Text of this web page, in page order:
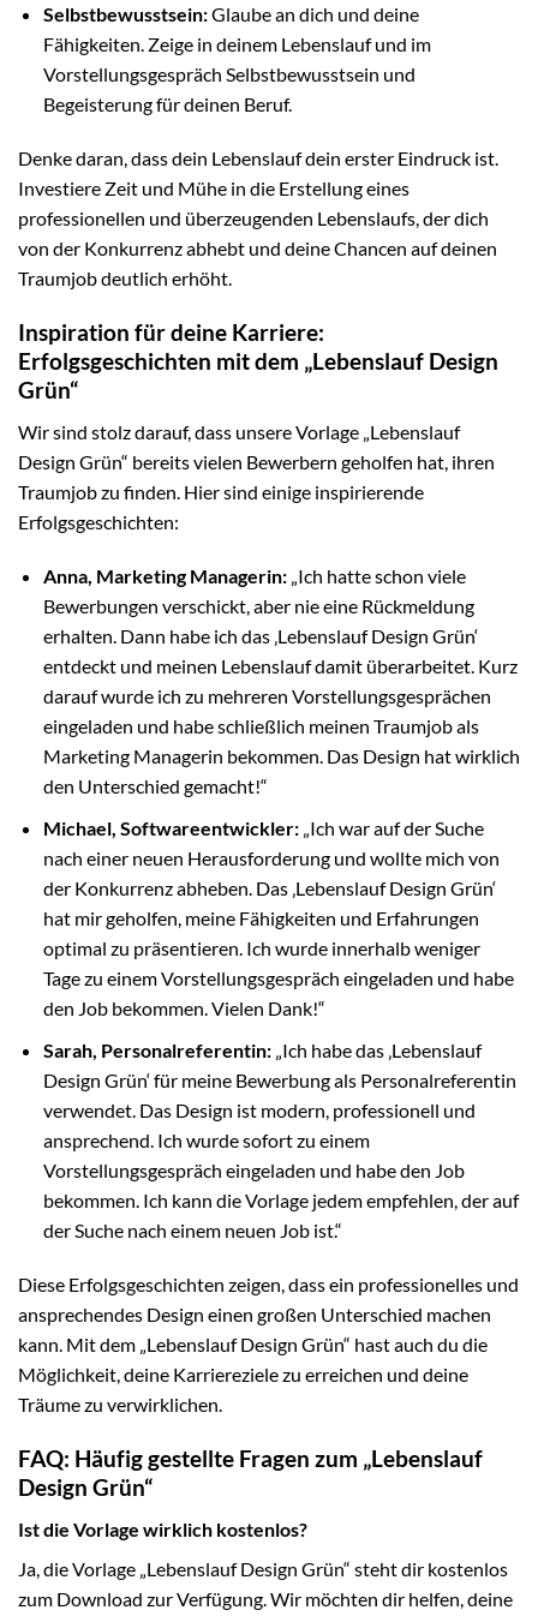
Selbstbewusstsein:Glaube an dich und deine
Fähigkeiten. Zeige in deinem Lebenslauf und im
Vorstellungsgespräch Selbstbewusstsein und
Begeisterung für deinen Beruf.
Denke daran, dass dein Lebenslauf dein erster Eindruck ist.
Investiere Zeit und Mühe in die Erstellung eines
professionellen und überzeugenden Lebenslaufs, der dich
von der Konkurrenz abhebt und deine Chancen auf deinen
Traumjob deutlich erhöht.
Inspiration für deine Karriere:
Erfolgsgeschichten mit dem „Lebenslauf Design
Grün“
Wir sind stolz darauf, dass unsere Vorlage „Lebenslauf
Design Grün“ bereits vielen Bewerbern geholfen hat, ihren
Traumjob zu finden. Hier sind einige inspirierende
Erfolgsgeschichten:
Anna, Marketing Managerin:„Ich hatte schon viele
Bewerbungen verschickt, aber nie eine Rückmeldung
erhalten. Dann habe ich das ‚Lebenslauf Design Grün‘
entdeckt und meinen Lebenslauf damit überarbeitet. Kurz
darauf wurde ich zu mehreren Vorstellungsgesprächen
eingeladen und habe schließlich meinen Traumjob als
Marketing Managerin bekommen. Das Design hat wirklich
den Unterschied gemacht!“
Michael, Softwareentwickler:„Ich war auf der Suche
nach einer neuen Herausforderung und wollte mich von
der Konkurrenz abheben. Das ‚Lebenslauf Design Grün‘
hat mir geholfen, meine Fähigkeiten und Erfahrungen
optimal zu präsentieren. Ich wurde innerhalb weniger
Tage zu einem Vorstellungsgespräch eingeladen und habe
den Job bekommen. Vielen Dank!“
Sarah, Personalreferentin:„Ich habe das ‚Lebenslauf
Design Grün‘ für meine Bewerbung als Personalreferentin
verwendet. Das Design ist modern, professionell und
ansprechend. Ich wurde sofort zu einem
Vorstellungsgespräch eingeladen und habe den Job
bekommen. Ich kann die Vorlage jedem empfehlen, der auf
der Suche nach einem neuen Job ist.“
Diese Erfolgsgeschichten zeigen, dass ein professionelles und
ansprechendes Design einen großen Unterschied machen
kann. Mit dem „Lebenslauf Design Grün“ hast auch du die
Möglichkeit, deine Karriereziele zu erreichen und deine
Träume zu verwirklichen.
FAQ: Häufig gestellte Fragen zum „Lebenslauf
Design Grün“
Ist die Vorlage wirklich kostenlos?
Ja, die Vorlage „Lebenslauf Design Grün“ steht dir kostenlos
zum Download zur Verfügung. Wir möchten dir helfen, deine